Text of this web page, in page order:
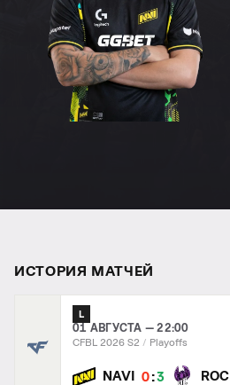
ИСТОРИЯ МАТЧЕЙ
L
01 АВГУСТА — 22:00
CFBL 2026 S2 Playoffs
NAVI 0 :3 ROC